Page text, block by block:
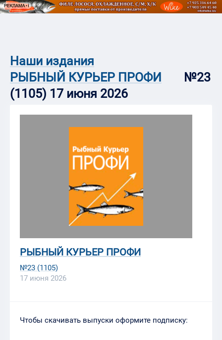
Наши издания
РЫБНЫЙ КУРЬЕР ПРОФИ
№23
(1105) 17 июня 2026
РЫБНЫЙ КУРЬЕР ПРОФИ
№23 (1105)
17 июня 2026
Чтобы скачивать выпуски оформите подписку: